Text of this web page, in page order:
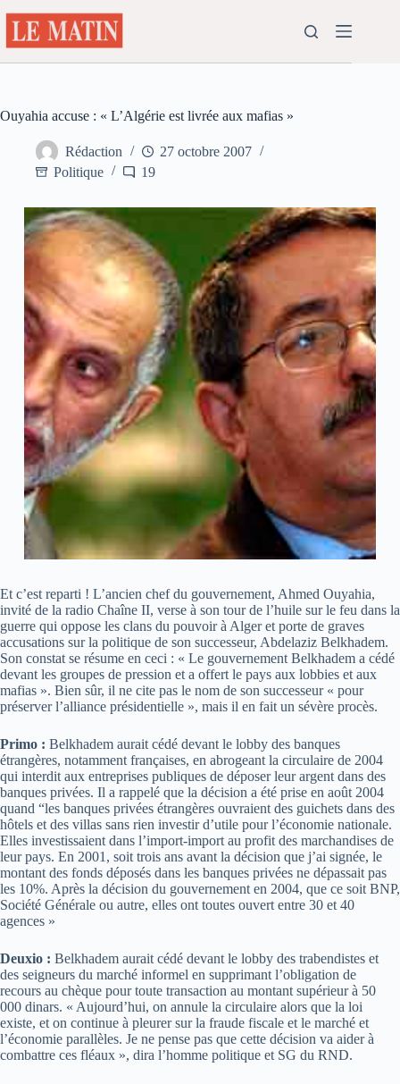
au
contenu
Ouyahia accuse : « L’Algérie est livrée aux mafias »
Rédaction
27 octobre 2007
Politique
19
Et c’est reparti ! L’ancien chef du gouvernement, Ahmed Ouyahia,
invité de la radio Chaîne II, verse à son tour de l’huile sur le feu dans la
guerre qui oppose les clans du pouvoir à Alger et porte de graves
accusations sur la politique de son successeur, Abdelaziz Belkhadem.
Son constat se résume en ceci : « Le gouvernement Belkhadem a cédé
devant les groupes de pression et a offert le pays aux lobbies et aux
mafias ». Bien sûr, il ne cite pas le nom de son successeur « pour
préserver l’alliance présidentielle », mais il en fait un sévère procès.
Primo : Belkhadem aurait cédé devant le lobby des banques
étrangères, notamment françaises, en abrogeant la circulaire de 2004
qui interdit aux entreprises publiques de déposer leur argent dans des
banques privées. Il a rappelé que la décision a été prise en août 2004
quand “les banques privées étrangères ouvraient des guichets dans des
hôtels et des villas sans rien investir d’utile pour l’économie nationale.
Elles investissaient dans l’import-import au profit des marchandises de
leur pays. En 2001, soit trois ans avant la décision que j’ai signée, le
montant des fonds déposés dans les banques privées ne dépassait pas
les 10%. Après la décision du gouvernement en 2004, que ce soit BNP,
Société Générale ou autre, elles ont toutes ouvert entre 30 et 40
agences »
Deuxio : Belkhadem aurait cédé devant le lobby des trabendistes et
des seigneurs du marché informel en supprimant l’obligation de
recours au chèque pour toute transaction au montant supérieur à 50
000 dinars. « Aujourd’hui, on annule la circulaire alors que la loi
existe, et on continue à pleurer sur la fraude fiscale et le marché et
l’économie parallèles. Je ne pense pas que cette décision va aider à
combattre ces fléaux », dira l’homme politique et SG du RND.